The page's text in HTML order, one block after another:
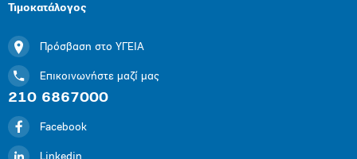
Τιμοκατάλογος
Πρόσβαση στο ΥΓΕΙΑ
Επικοινωνήστε μαζί μας
210 6867000
Facebook